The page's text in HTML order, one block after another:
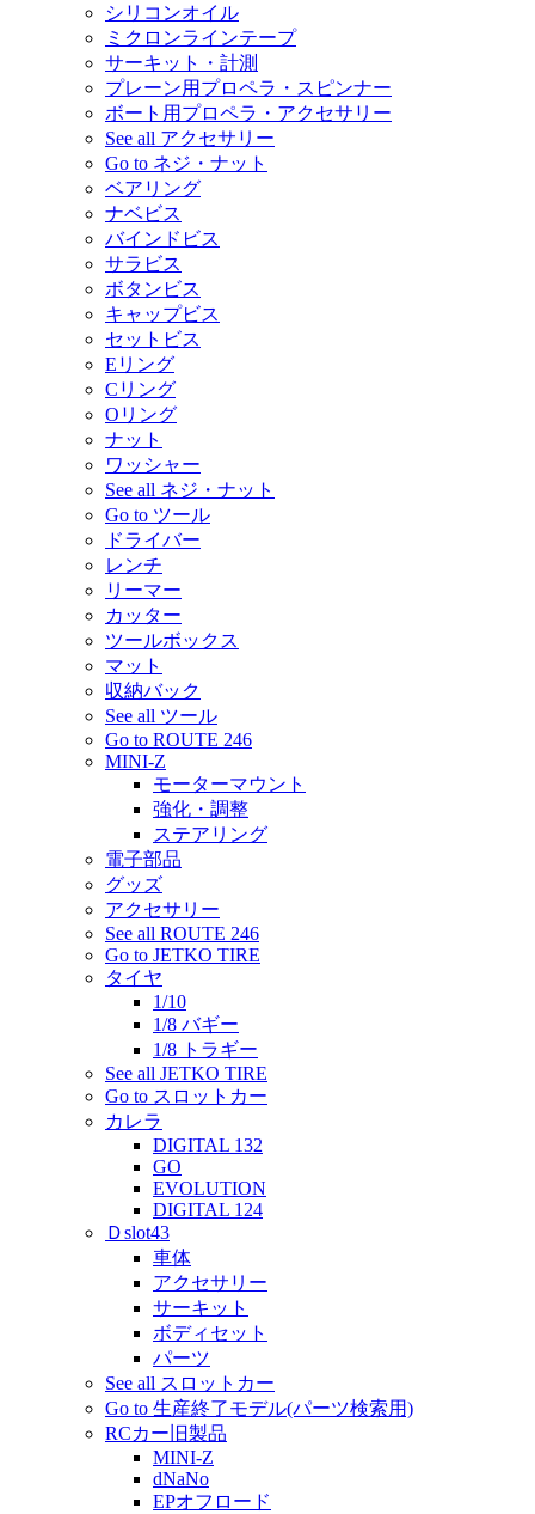
シリコンオイル
ミクロンラインテープ
サーキット・計測
プレーン用プロペラ・スピンナー
ボート用プロペラ・アクセサリー
See all アクセサリー
Go to ネジ・ナット
ベアリング
ナベビス
バインドビス
サラビス
ボタンビス
キャップビス
セットビス
Eリング
Cリング
Oリング
ナット
ワッシャー
See all ネジ・ナット
Go to ツール
ドライバー
レンチ
リーマー
カッター
ツールボックス
マット
収納バック
See all ツール
Go to ROUTE 246
MINI-Z
モーターマウント
強化・調整
ステアリング
電子部品
グッズ
アクセサリー
See all ROUTE 246
Go to JETKO TIRE
タイヤ
1/10
1/8 バギー
1/8 トラギー
See all JETKO TIRE
Go to スロットカー
カレラ
DIGITAL 132
GO
EVOLUTION
DIGITAL 124
Ｄslot43
車体
アクセサリー
サーキット
ボディセット
パーツ
See all スロットカー
Go to 生産終了モデル(パーツ検索用)
RCカー旧製品
MINI-Z
dNaNo
EPオフロード